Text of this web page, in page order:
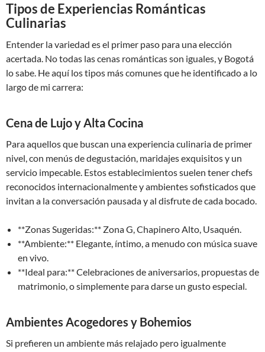
Tipos de Experiencias Románticas
Culinarias
Entender la variedad es el primer paso para una elección
acertada. No todas las cenas románticas son iguales, y Bogotá
lo sabe. He aquí los tipos más comunes que he identificado a lo
largo de mi carrera:
Cena de Lujo y Alta Cocina
Para aquellos que buscan una experiencia culinaria de primer
nivel, con menús de degustación, maridajes exquisitos y un
servicio impecable. Estos establecimientos suelen tener chefs
reconocidos internacionalmente y ambientes sofisticados que
invitan a la conversación pausada y al disfrute de cada bocado.
**Zonas Sugeridas:** Zona G, Chapinero Alto, Usaquén.
**Ambiente:** Elegante, íntimo, a menudo con música suave
en vivo.
**Ideal para:** Celebraciones de aniversarios, propuestas de
matrimonio, o simplemente para darse un gusto especial.
Ambientes Acogedores y Bohemios
Si prefieren un ambiente más relajado pero igualmente